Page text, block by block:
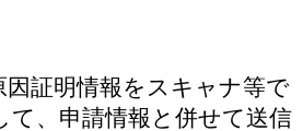
因証明情報をスキャナ等で
て、申請情報と併せて送信